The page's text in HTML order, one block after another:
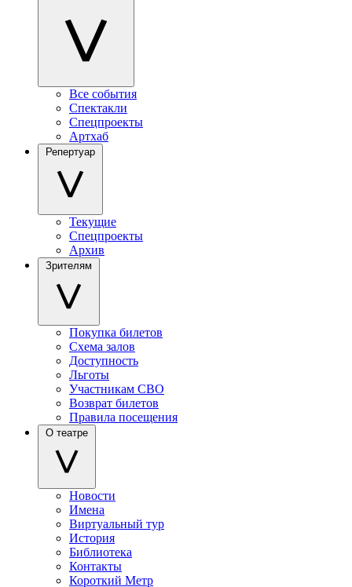
Все события
Спектакли
Спецпроекты
Артхаб
Репертуар
Текущие
Спецпроекты
Архив
Зрителям
Покупка билетов
Схема залов
Доступность
Льготы
Участникам СВО
Возврат билетов
Правила посещения
О театре
Новости
Имена
Виртуальный тур
История
Библиотека
Контакты
Короткий Метр